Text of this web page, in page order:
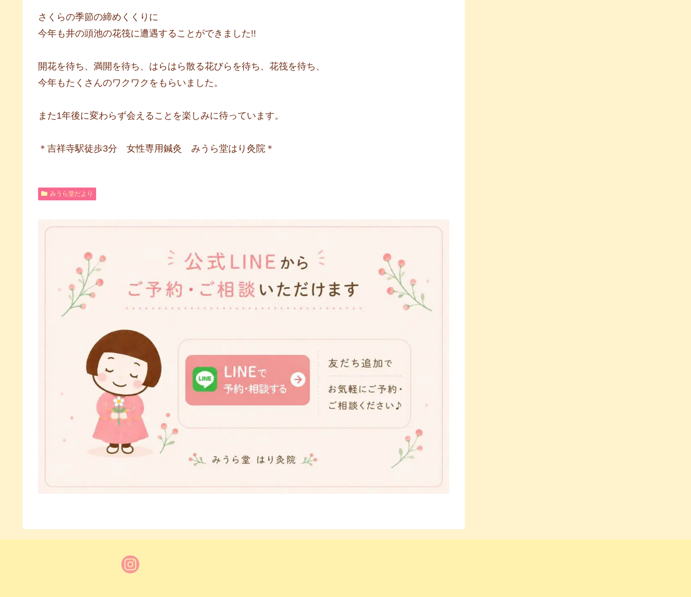
さくらの季節の締めくくりに
今年も井の頭池の花筏に遭遇することができました!!
開花を待ち、満開を待ち、はらはら散る花びらを待ち、花筏を待ち、
今年もたくさんのワクワクをもらいました。
また1年後に変わらず会えることを楽しみに待っています。
＊吉祥寺駅徒歩3分 女性専用鍼灸 みうら堂はり灸院＊
みうら堂だより